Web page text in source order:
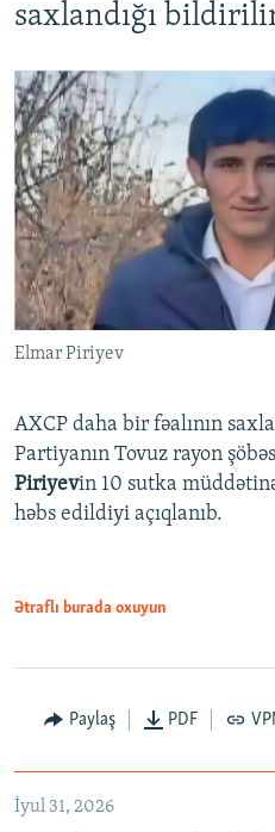
saxlandığı
Elmar Piriyev
AXCP daha bir fəalının
Partiyanın Tovuz rayon
Piriyevin 10 sutka
həbs edildiyi açıqlanıb.
Ətraflı burada oxuyun
Paylaş PDF
İyul 31, 2026